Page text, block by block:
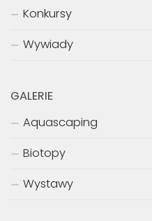
Konkursy
Wywiady
GALERIE
Aquascaping
Biotopy
Wystawy